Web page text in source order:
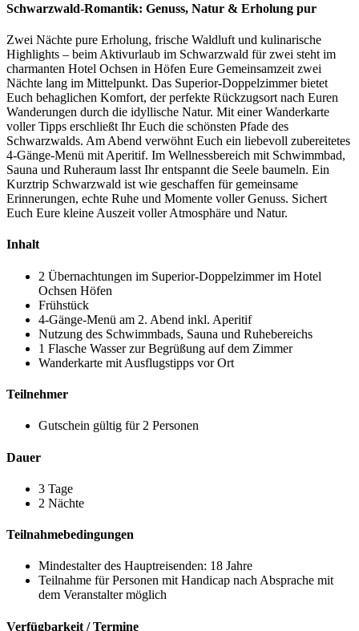
Schwarzwald-Romantik: Genuss, Natur & Erholung pur
Zwei Nächte pure Erholung, frische Waldluft und kulinarische
Highlights – beim Aktivurlaub im Schwarzwald für zwei steht im
charmanten Hotel Ochsen in Höfen Eure Gemeinsamzeit zwei
Nächte lang im Mittelpunkt. Das Superior-Doppelzimmer bietet
Euch behaglichen Komfort, der perfekte Rückzugsort nach Euren
Wanderungen durch die idyllische Natur. Mit einer Wanderkarte
voller Tipps erschließt Ihr Euch die schönsten Pfade des
Schwarzwalds. Am Abend verwöhnt Euch ein liebevoll zubereitetes
4-Gänge-Menü mit Aperitif. Im Wellnessbereich mit Schwimmbad,
Sauna und Ruheraum lasst Ihr entspannt die Seele baumeln. Ein
Kurztrip Schwarzwald ist wie geschaffen für gemeinsame
Erinnerungen, echte Ruhe und Momente voller Genuss. Sichert
Euch Eure kleine Auszeit voller Atmosphäre und Natur.
Inhalt
2 Übernachtungen im Superior-Doppelzimmer im Hotel
Ochsen Höfen
Frühstück
4-Gänge-Menü am 2. Abend inkl. Aperitif
Nutzung des Schwimmbads, Sauna und Ruhebereichs
1 Flasche Wasser zur Begrüßung auf dem Zimmer
Wanderkarte mit Ausflugstipps vor Ort
Teilnehmer
Gutschein gültig für 2 Personen
Dauer
3 Tage
2 Nächte
Teilnahmebedingungen
Mindestalter des Hauptreisenden: 18 Jahre
Teilnahme für Personen mit Handicap nach Absprache mit
dem Veranstalter möglich
Verfügbarkeit / Termine